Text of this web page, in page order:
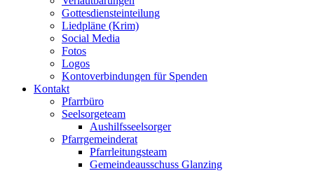
Gottesdiensteinteilung
Liedpläne (Krim)
Social Media
Fotos
Logos
Kontoverbindungen für Spenden
Kontakt
Pfarrbüro
Seelsorgeteam
Aushilfsseelsorger
Pfarrgemeinderat
Pfarrleitungsteam
Gemeindeausschuss Glanzing